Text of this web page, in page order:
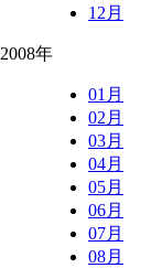
12月
2008年
01月
02月
03月
04月
05月
06月
07月
08月